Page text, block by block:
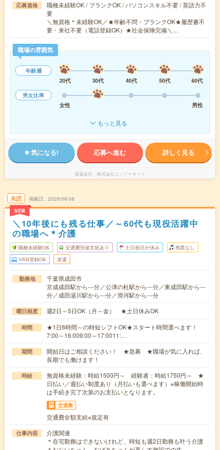
応募資格
職種未経験OK / ブランクOK / パソコンスキル不要 / 英語力不
要
＼無資格＊未経験OK／★年齢不問・ブランクOK★履歴書不
要・来社不要（電話登録OK）★社会保険完備＼…
職場の雰囲気
年齢層
20代
30代 40代 50代
60代
男女比率
女性
男性
もっと見る
気になる! 応募へ進む 詳しく見る
派遣会社 株式会社ニッソーネット
未読
NEW
掲載日 2026/08/06
＼10年後にも残る仕事／～60代も現役活躍中
の職場へ＊介護
職種未経験OK 交通費別途支給あり 土日祝日が休み 残業なし
WEB登録OK 派遣
勤務地
千葉県成田市
京成成田駅から---分／公津の杜駅から---分／東成田駅から---
分／成田湯川駅から---分／滑河駅から---分
曜日頻度 週2日～5日OK（月～金） ★土日休みOK
時間
★1日6時間～の時短シフトOK★スタート時間選べます！
7:00～16:009:00～17:0011:…
期間
開始日はご相談ください！ ★急募 ★職場が気に入れば、
長期でも働けます！
時給
無資格未経験：時給1500円～ 経験者：時給1750円～ ★
日払い／週払い制度あり（月払いも選べます）※稼働開始時
は手続き完了次第のお支払いとなります。
交通費
交通費全額支給※規定有
仕事内容
介護関連
＊在宅勤務はできないけれど、時短も週2日勤務も叶う介護